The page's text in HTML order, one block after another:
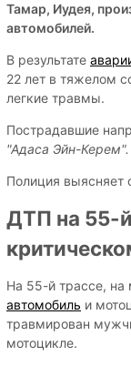
Тамар, Иудея,
автомобилей.
В результате
22 лет в тяжелом
легкие травмы.
Пострадавшие
"Адаса Эйн-Керем".
Полиция выясняет
ДТП на 55-
На 55-й трассе, на
автомобиль и
травмирован
мотоцикле.